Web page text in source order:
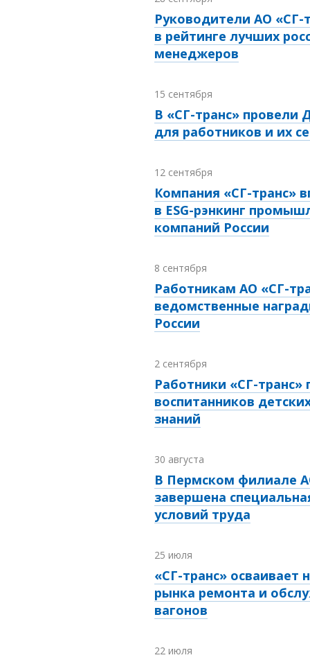
Руководители АО «СГ-
в рейтинге лучших
менеджеров
15 сентября
В «СГ-транс» провели
для работников и их
12 сентября
Компания «СГ-транс»
в ESG-рэнкинг
компаний России
8 сентября
Работникам АО «СГ-
ведомственные
России
2 сентября
Работники «СГ-транс»
воспитанников
знаний
30 августа
В Пермском филиале
завершена
условий труда
25 июля
«СГ-транс» осваивает
рынка ремонта и
вагонов
22 июля